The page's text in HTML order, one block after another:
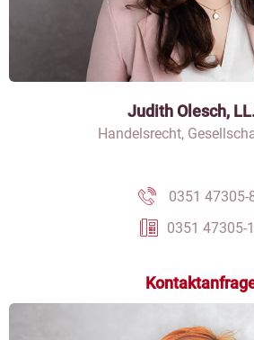
Judith Olesch,
Handelsrecht,
0351 47305-
0351 47305-